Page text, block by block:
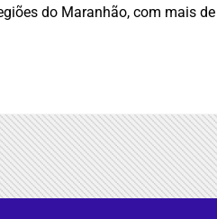
do Maranhão, com mais